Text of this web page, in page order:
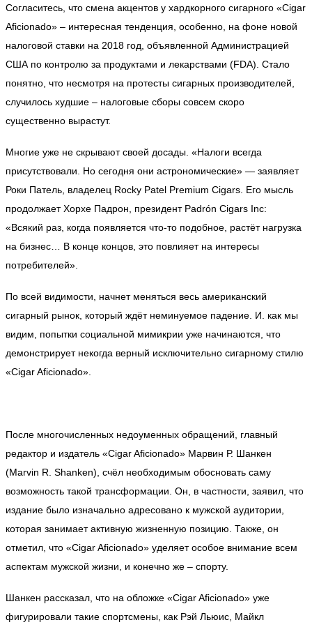
Согласитесь, что смена акцентов у хардкорного сигарного «Cigar
Aficionado» – интересная тенденция, особенно, на фоне новой
налоговой ставки на 2018 год, объявленной Администрацией
США по контролю за продуктами и лекарствами (FDA). Стало
понятно, что несмотря на протесты сигарных производителей,
случилось худшие – налоговые сборы совсем скоро
существенно вырастут.
Многие уже не скрывают своей досады. «Налоги всегда
присутствовали. Но сегодня они астрономические» — заявляет
Роки Патель, владелец Rocky Patel Premium Cigars. Его мысль
продолжает Хорхе Падрон, президент Padrón Cigars Inc:
«Всякий раз, когда появляется что-то подобное, растёт нагрузка
на бизнес… В конце концов, это повлияет на интересы
потребителей».
По всей видимости, начнет меняться весь американский
сигарный рынок, который ждёт неминуемое падение. И. как мы
видим, попытки социальной мимикрии уже начинаются, что
демонстрирует некогда верный исключительно сигарному стилю
«Cigar Aficionado».
После многочисленных недоуменных обращений, главный
редактор и издатель «Cigar Aficionado» Марвин Р. Шанкен
(Marvin R. Shanken), счёл необходимым обосновать саму
возможность такой трансформации. Он, в частности, заявил, что
издание было изначально адресовано к мужской аудитории,
которая занимает активную жизненную позицию. Также, он
отметил, что «Cigar Aficionado» уделяет особое внимание всем
аспектам мужской жизни, и конечно же – спорту.
Шанкен рассказал, что на обложке «Cigar Aficionado» уже
фигурировали такие спортсмены, как Рэй Льюис, Майкл